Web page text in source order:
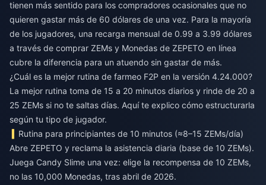
tienen más sentido para los compradores ocasionales que no
quieren gastar más de 60 dólares de una vez. Para la mayoría
de los jugadores, una recarga mensual de 0.99 a 3.99 dólares
a través de comprar ZEMs y Monedas de ZEPETO en línea
cubre la diferencia para un atuendo sin gastar de más.
¿Cuál es la mejor rutina de farmeo F2P en la versión 4.24.000?
La mejor rutina toma de 15 a 20 minutos diarios y rinde de 20 a
25 ZEMs si no te saltas días. Aquí te explico cómo estructurarla
según tu tipo de jugador.
Rutina para principiantes de 10 minutos (≈8–15 ZEMs/día)
Abre ZEPETO y reclama la asistencia diaria (base de 10 ZEMs).
Juega Candy Slime una vez: elige la recompensa de 10 ZEMs,
no las 10,000 Monedas, tras abril de 2026.